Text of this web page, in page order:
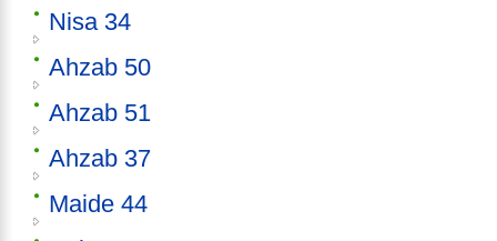
Nisa 34
Ahzab 50
Ahzab 51
Ahzab 37
Maide 44